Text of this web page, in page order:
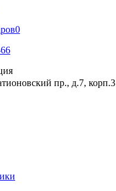
0
пр., д.7, корп.3